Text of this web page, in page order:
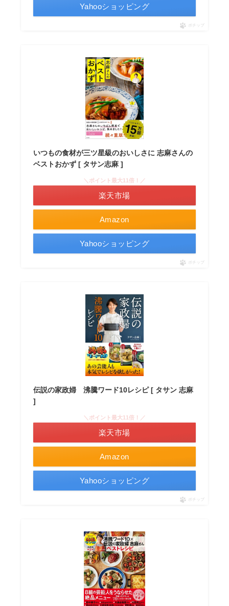
Yahooショッピング
ポチップ
いつもの食材が三ツ星級のおいしさに 志麻さんの
ベストおかず [ タサン志麻 ]
Amazon
＼ポイント最大11倍！／
楽天市場
Yahooショッピング
ポチップ
伝説の家政婦 沸騰ワード10レシピ [ タサン 志麻
]
Amazon
＼ポイント最大11倍！／
楽天市場
Yahooショッピング
ポチップ